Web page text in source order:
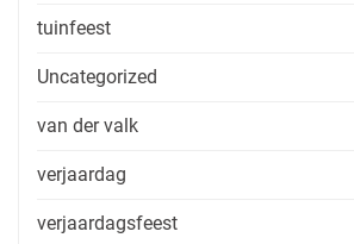
tuinfeest
Uncategorized
van der valk
verjaardag
verjaardagsfeest